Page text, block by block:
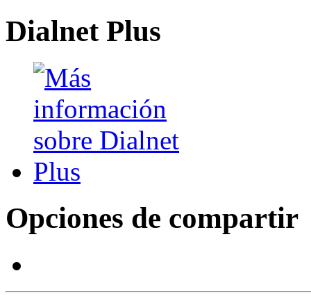
Dialnet Plus
Opciones de compartir